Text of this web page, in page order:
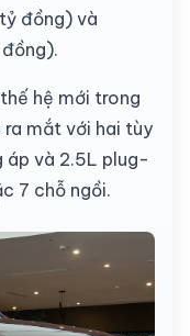
đồng) và
hệ mới trong
ra mắt với hai tùy
áp và 2.5L plug-
7 chỗ ngồi.